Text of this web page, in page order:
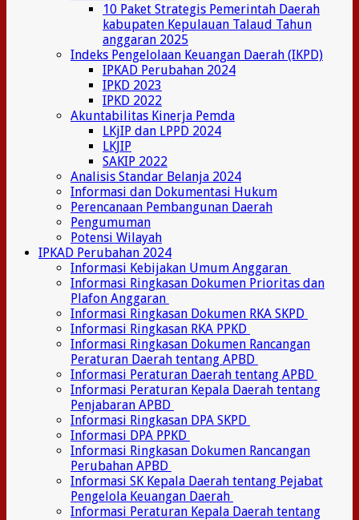
10 Paket Strategis Pemerintah Daerah
kabupaten Kepulauan Talaud Tahun
anggaran 2025
Indeks Pengelolaan Keuangan Daerah (IKPD)
IPKAD Perubahan 2024
IPKD 2023
IPKD 2022
Akuntabilitas Kinerja Pemda
LKjIP dan LPPD 2024
LKJIP
SAKIP 2022
Analisis Standar Belanja 2024
Informasi dan Dokumentasi Hukum
Perencanaan Pembangunan Daerah
Pengumuman
Potensi Wilayah
IPKAD Perubahan 2024
Informasi Kebijakan Umum Anggaran
Informasi Ringkasan Dokumen Prioritas dan
Plafon Anggaran
Informasi Ringkasan Dokumen RKA SKPD
Informasi Ringkasan RKA PPKD
Informasi Ringkasan Dokumen Rancangan
Peraturan Daerah tentang APBD
Informasi Peraturan Daerah tentang APBD
Informasi Peraturan Kepala Daerah tentang
Penjabaran APBD
Informasi Ringkasan DPA SKPD
Informasi DPA PPKD
Informasi Ringkasan Dokumen Rancangan
Perubahan APBD
Informasi SK Kepala Daerah tentang Pejabat
Pengelola Keuangan Daerah
Informasi Peraturan Kepala Daerah tentang